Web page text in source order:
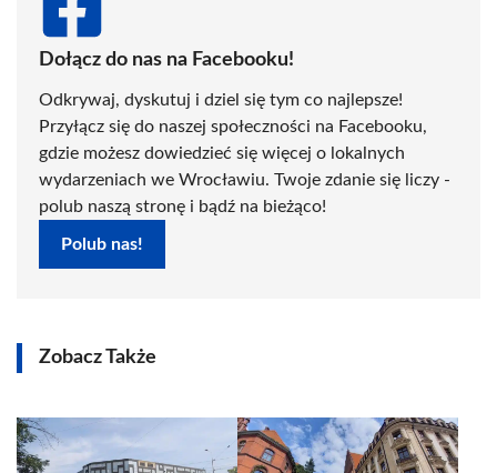
Dołącz do nas na Facebooku!
Odkrywaj, dyskutuj i dziel się tym co najlepsze!
Przyłącz się do naszej społeczności na Facebooku,
gdzie możesz dowiedzieć się więcej o lokalnych
wydarzeniach we Wrocławiu. Twoje zdanie się liczy -
polub naszą stronę i bądź na bieżąco!
Polub nas!
Zobacz Także